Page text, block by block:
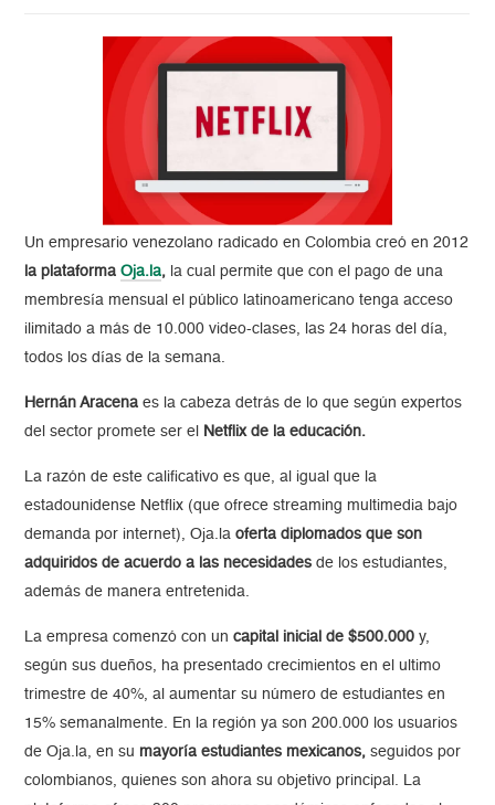
Un empresario venezolano radicado en Colombia creó en 2012
la plataformaOja.la, la cual permite que con el pago de una
membresía mensual el público latinoamericano tenga acceso
ilimitado a más de 10.000 video-clases, las 24 horas del día,
todos los días de la semana.
Hernán Aracenaes la cabeza detrás de lo que según expertos
del sector promete ser el
Netflix de la educación.
La razón de este calificativo es que, al igual que la
estadounidense Netflix (que ofrece streaming multimedia bajo
demanda por internet), Oja.laoferta diplomados que son
adquiridos de acuerdo a las necesidades de los estudiantes,
además de manera entretenida.
La empresa comenzó con un capital inicial de $500.000 y,
según sus dueños, ha presentado crecimientos en el ultimo
trimestre de 40%, al aumentar su número de estudiantes en
15% semanalmente. En la región ya son 200.000 los usuarios
de Oja.la, en su mayoría estudiantes mexicanos, seguidos por
colombianos, quienes son ahora su objetivo principal. La